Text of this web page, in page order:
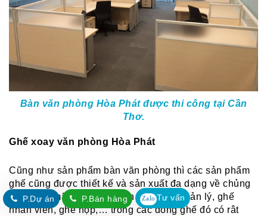
Bàn văn phòng Hòa Phát được thi công tại Cần
Thơ.
Ghế xoay văn phòng Hòa Phát
Cũng như sản phẩm bàn văn phòng thì các sản phẩm
ghế cũng được thiết kế và sản xuất đa dạng về chủng
loại, mẫu mã như: Ghế lãnh đạo, ghế quản lý, ghế
nhân viên, ghế họp,… trong các dòng ghế đó có rât
P.Dự án P.Bán hàng Zalo Tư vấn